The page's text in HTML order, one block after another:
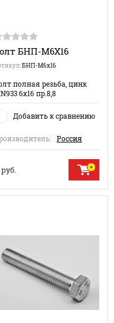
БНП-М6Х16
БНП-М6х16
полная резьба, цинк
6х16 пр.8,8
Добавить к сравнению
Россия
руб.